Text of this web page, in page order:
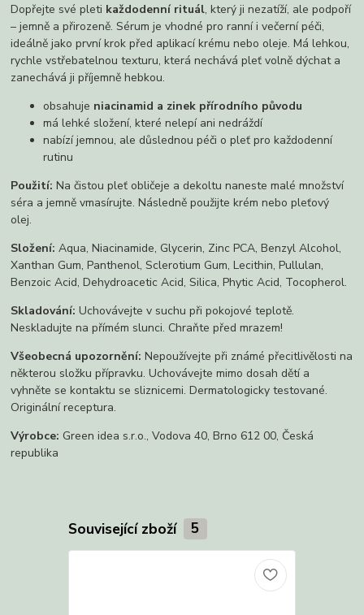
Dopřejte své pleti každodenní rituál, který ji nezatíží, ale podpoří
– jemně a přirozeně. Sérum je vhodné pro ranní i večerní péči,
ideálně jako první krok před aplikací krému nebo oleje. Má lehkou,
rychle vstřebatelnou texturu, která nechává pleť volně dýchat a
zanechává ji příjemně hebkou.
obsahuje niacinamid a zinek přírodního původu
má lehké složení, které nelepí ani nedráždí
nabízí jemnou, ale důslednou péči o pleť pro každodenní
rutinu
Použití:Na čistou pleť obličeje a dekoltu naneste malé množství
séra a jemně vmasírujte. Následně použijte krém nebo pleťový
olej.
Složení: Aqua, Niacinamide, Glycerin, Zinc PCA, Benzyl Alcohol,
Xanthan Gum, Panthenol, Sclerotium Gum, Lecithin, Pullulan,
Benzoic Acid, Dehydroacetic Acid, Silica, Phytic Acid, Tocopherol.
Skladování: Uchovávejte v suchu při pokojové teplotě.
Neskladujte na přímém slunci. Chraňte před mrazem!
Všeobecná upozornění: Nepoužívejte při známé přecitlivělosti na
některou složku přípravku. Uchovávejte mimo dosah dětí a
vyhněte se kontaktu se sliznicemi. Dermatologicky testované.
Originální receptura.
Výrobce: Green idea s.r.o., Vodova 40, Brno 612 00, Česká
republika
Související zboží 5